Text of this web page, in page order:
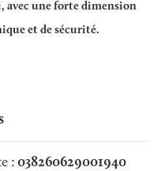
une forte dimension
et de sécurité.
038260629001940